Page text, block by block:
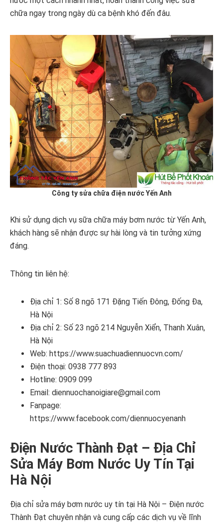
chữa ngay trong ngày dù ca bệnh khó đến đâu.
Công ty sửa chữa điện nước Yến Anh
Khi sử dụng dịch vụ sữa chữa máy bơm nước từ Yến Anh,
khách hàng sẽ nhận được sự hài lòng và tin tưởng xứng
đáng.
Thông tin liên hệ:
Địa chỉ 1: Số 8 ngõ 171 Đặng Tiến Đông, Đống Đa,
Hà Nội
Địa chỉ 2: Số 23 ngõ 214 Nguyễn Xiển, Thanh Xuân,
Hà Nội
Web: https://www.suachuadiennuocvn.com/
Điện thoại: 0938 777 893
Hotline: 0909 099
Email: diennuochanoigiare@gmail.com
Fanpage:
https://www.facebook.com/diennuocyenanh
Điện Nước Thành Đạt – Địa Chỉ
Sửa Máy Bơm Nước Uy Tín Tại
Hà Nội
Địa chỉ sửa máy bơm nước uy tín tại Hà Nội – Điện nước
Thành Đạt chuyên nhận và cung cấp các dịch vụ về lĩnh